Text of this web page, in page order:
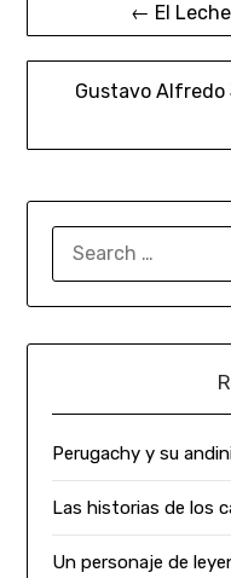
← El
Gustavo Alfredo
Perugachy y su
Las historias de los
Un personaje de